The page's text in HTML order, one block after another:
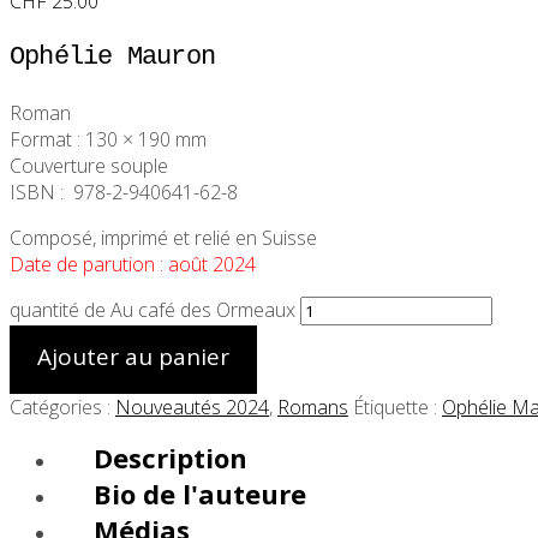
Ophélie Mauron
Roman
Format : 130 × 190 mm
Couverture souple
ISBN : 978-2-940641-62-8
Composé, imprimé et relié en Suisse
Date de parution : août 2024
quantité de Au café des Ormeaux
Ajouter au panier
Catégories : Nouveautés 2024, Romans Étiquette : Ophélie
Description
Bio de l'auteure
Médias